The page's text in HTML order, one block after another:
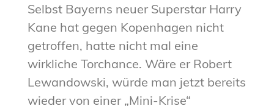
Selbst Bayerns neuer Superstar Harry
Kane hat gegen Kopenhagen nicht
getroffen, hatte nicht mal eine
wirkliche Torchance. Wäre er Robert
Lewandowski, würde man jetzt bereits
wieder von einer „Mini-Krise“